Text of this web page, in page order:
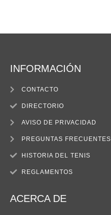
INFORMACIÓN
CONTACTO
DIRECTORIO
AVISO DE PRIVACIDAD
PREGUNTAS FRECUENTES
HISTORIA DEL TENIS
REGLAMENTOS
ACERCA DE